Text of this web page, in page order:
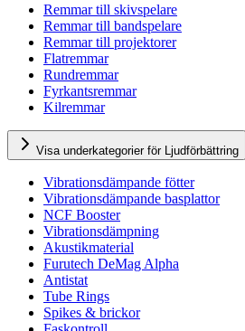
Remmar till skivspelare
Remmar till bandspelare
Remmar till projektorer
Flatremmar
Rundremmar
Fyrkantsremmar
Kilremmar
Visa underkategorier för Ljudförbättring
Vibrationsdämpande fötter
Vibrationsdämpande basplattor
NCF Booster
Vibrationsdämpning
Akustikmaterial
Furutech DeMag Alpha
Antistat
Tube Rings
Spikes & brickor